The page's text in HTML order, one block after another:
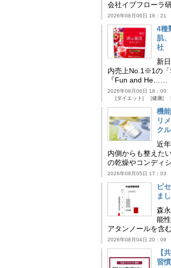
会社イブフローラ
2026年08月06日 18：21
4種
肌
社
新
内売上No.1※1の「
『Fun and He……
2026年08月06日 18：00
ダイエット
健康
機
リ
ク
近
内側からも整えた
の乾燥やコンディ
2026年08月05日 17：03
ピ
ま
森
能
アタンノールを含
2026年08月04日 20：09
【
習